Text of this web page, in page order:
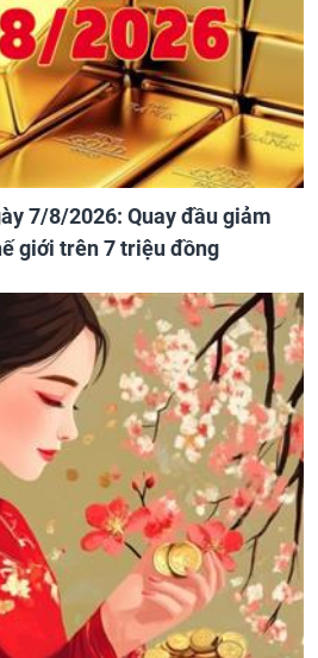
7/8/2026: Quay đầu giảm
giới trên 7 triệu đồng